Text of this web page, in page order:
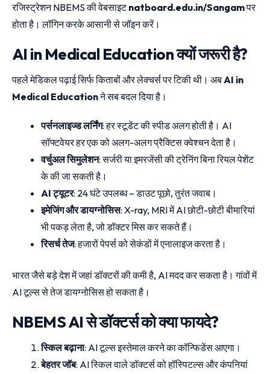
रजिस्ट्रेशन NBEMS की वेबसाइटnatboard.edu.in/Sangamपर
होता है। लॉगिन करके आसानी से जॉइन करें।
AI in Medical Education क्यों जरूरी है?
पहले मेडिकल पढ़ाई सिर्फ किताबों और लेक्चर्स पर टिकी थी। अब AI in
Medical Educationने सब बदल दिया है।
पर्सनलाइज्ड लर्निंग: हर स्टूडेंट की स्पीड अलग होती है। AI
सॉफ्टवेयर हर एक को अलग-अलग प्रैक्टिस क्वेश्चन देता है।
वर्चुअल सिमुलेशन: सर्जरी या इमरजेंसी की ट्रेनिंग बिना रियल पेशेंट
के की जा सकती है।
AI ट्यूटर: 24 घंटे उपलब्ध – डाउट पूछो, तुरंत जवाब।
इमेजिंग और डायग्नोसिस: X-ray, MRI में AI छोटी-छोटी बीमारियां
भी पकड़ लेता है, जो डॉक्टर मिस कर सकते हैं।
रिसर्च तेज: हजारों पेपर्स को सेकंडों में एनालाइज करता है।
भारत जैसे बड़े देश में जहां डॉक्टरों की कमी है, AI मदद कर सकता है। गांवों में
AI टूल्स से तेज डायग्नोसिस हो सकता है।
NBEMS AI से डॉक्टर्स को क्या फायदे?
स्किल बढ़ाना: AI टूल्स इस्तेमाल करने का कॉन्फिडेंस आएगा।
बेहतर जॉब: AI स्किल वाले डॉक्टर्स को हॉस्पिटल्स और कंपनियां